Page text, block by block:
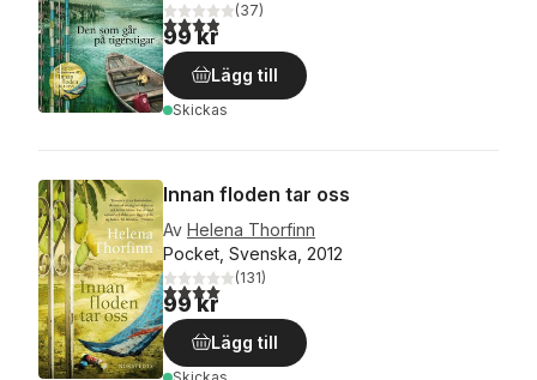
3,9utav 5 stjärnor. Totalt antal röster:
(37)
99 kr
Lägg till
Skickas
Innan floden tar oss
Av Helena Thorfinn
Pocket, Svenska, 2012
4,0utav 5 stjärnor. Totalt antal röster:
(131)
99 kr
Lägg till